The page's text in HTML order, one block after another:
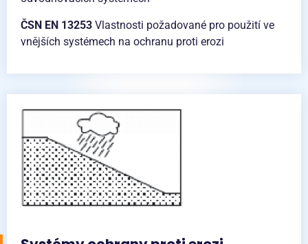
ČSN EN 13253 Vlastnosti požadované pro použití ve
vnějších systémech na ochranu proti erozi